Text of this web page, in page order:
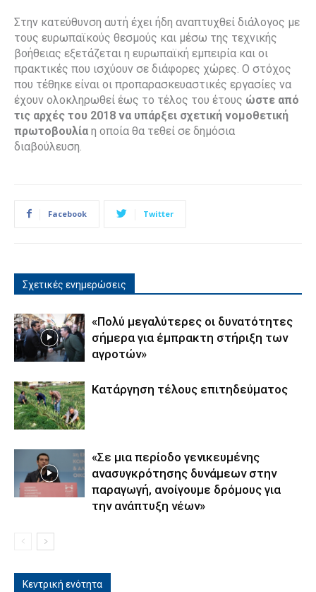
Στην κατεύθυνση αυτή έχει ήδη αναπτυχθεί διάλογος με
τους ευρωπαϊκούς θεσμούς και μέσω της τεχνικής
βοήθειας εξετάζεται η ευρωπαϊκή εμπειρία και οι
πρακτικές που ισχύουν σε διάφορες χώρες. Ο στόχος
που τέθηκε είναι οι προπαρασκευαστικές εργασίες να
έχουν ολοκληρωθεί έως το τέλος του έτους ώστε από
τις αρχές του 2018 να υπάρξει σχετική νομοθετική
πρωτοβουλία η οποία θα τεθεί σε δημόσια
διαβούλευση.
Facebook Twitter
Σχετικές ενημερώσεις
«Πολύ μεγαλύτερες οι δυνατότητες
σήμερα για έμπρακτη στήριξη των
αγροτών»
Κατάργηση τέλους επιτηδεύματος
«Σε μια περίοδο γενικευμένης
ανασυγκρότησης δυνάμεων στην
παραγωγή, ανοίγουμε δρόμους για
την ανάπτυξη νέων»
Κεντρική ενότητα